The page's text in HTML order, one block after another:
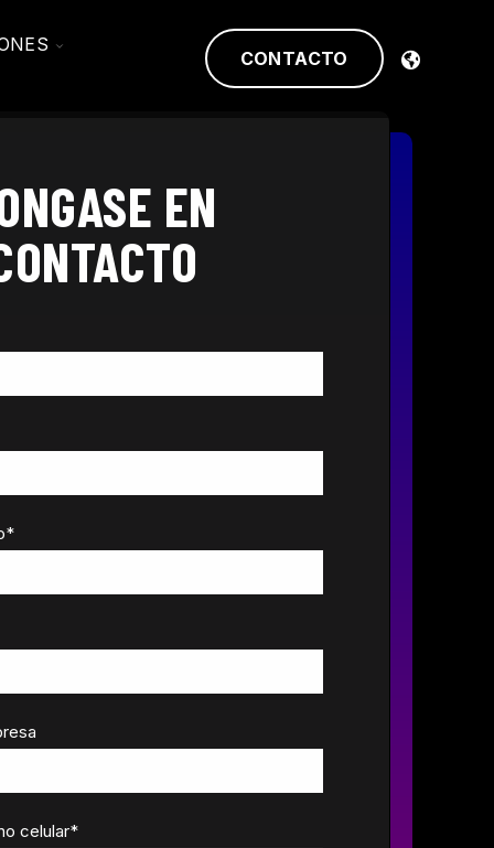
TOGGLE
CONTACTO
EN
*
celular*